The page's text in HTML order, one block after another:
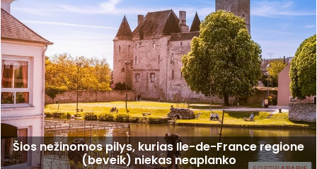
Šios nežinomos pilys, kurias Ile-de-France regione
(beveik) niekas neaplanko